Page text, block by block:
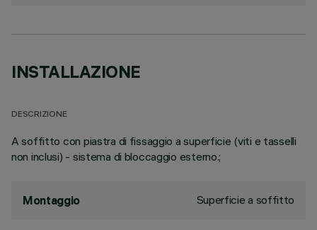
INSTALLAZIONE
DESCRIZIONE
A soffitto con piastra di fissaggio a superficie (viti e tasselli
non inclusi) - sistema di bloccaggio esterno.;
Montaggio Superficie a soffitto